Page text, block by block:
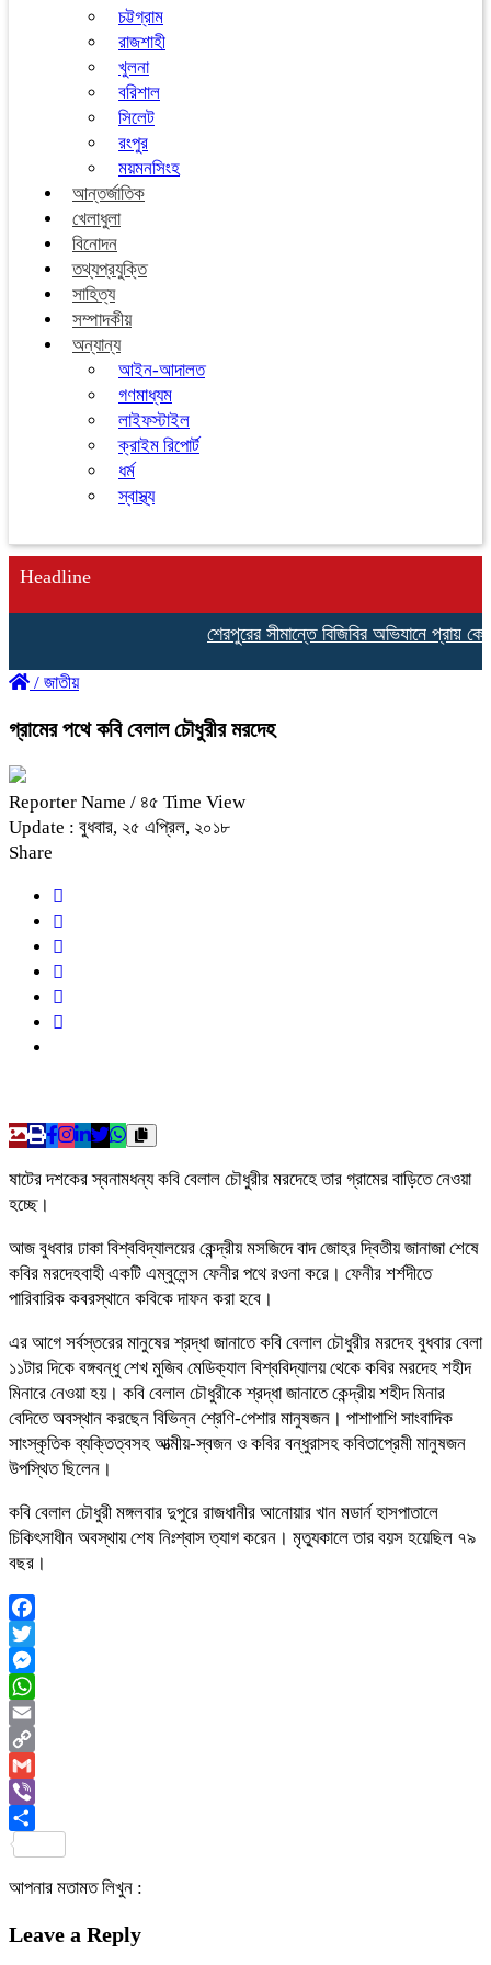
চট্টগ্রাম
রাজশাহী
খুলনা
বরিশাল
সিলেট
রংপুর
ময়মনসিংহ
আন্তর্জাতিক
খেলাধুলা
বিনোদন
তথ্যপ্রযুক্তি
সাহিত্য
সম্পাদকীয়
অন্যান্য
আইন-আদালত
গণমাধ্যম
লাইফস্টাইল
ক্রাইম রিপোর্ট
ধর্ম
স্বাস্থ্য
Headline
শেরপুরের সীমান্তে বিজিবির অভিযানে প্রায়
/ জাতীয়
গ্রামের পথে কবি বেলাল চৌধুরীর মরদেহ
Reporter Name / ৪৫ Time View
Update : বুধবার, ২৫ এপ্রিল, ২০১৮
Share
ষাটের দশকের স্বনামধন্য কবি বেলাল চৌধুরীর মরদেহে তার গ্রামের বাড়িতে নেওয়া
হচ্ছে।
আজ বুধবার ঢাকা বিশ্ববিদ্যালয়ের কেন্দ্রীয় মসজিদে বাদ জোহর দ্বিতীয় জানাজা শেষে
কবির মরদেহবাহী একটি এম্বুলেন্স ফেনীর পথে রওনা করে। ফেনীর শর্শদীতে
পারিবারিক কবরস্থানে কবিকে দাফন করা হবে।
এর আগে সর্বস্তরের মানুষের শ্রদ্ধা জানাতে কবি বেলাল চৌধুরীর মরদেহ বুধবার বেলা
১১টার দিকে বঙ্গবন্ধু শেখ মুজিব মেডিক্যাল বিশ্ববিদ্যালয় থেকে কবির মরদেহ শহীদ
মিনারে নেওয়া হয়। কবি বেলাল চৌধুরীকে শ্রদ্ধা জানাতে কেন্দ্রীয় শহীদ মিনার
বেদিতে অবস্থান করছেন বিভিন্ন শ্রেণি-পেশার মানুষজন। পাশাপাশি সাংবাদিক
সাংস্কৃতিক ব্যক্তিত্বসহ আত্মীয়-স্বজন ও কবির বন্ধুরাসহ কবিতাপ্রেমী মানুষজন
উপস্থিত ছিলেন।
কবি বেলাল চৌধুরী মঙ্গলবার দুপুরে রাজধানীর আনোয়ার খান মডার্ন হাসপাতালে
চিকিৎসাধীন অবস্থায় শেষ নিঃশ্বাস ত্যাগ করেন। মৃত্যুকালে তার বয়স হয়েছিল ৭৯
বছর।
Facebook
Twitter
Messenger
WhatsApp
Email
Copy
Link
Gmail
Viber
আপনার মতামত লিখুন :
Leave a Reply